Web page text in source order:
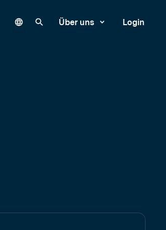
LanguageUnsere Website durchsuchen
Über uns Login